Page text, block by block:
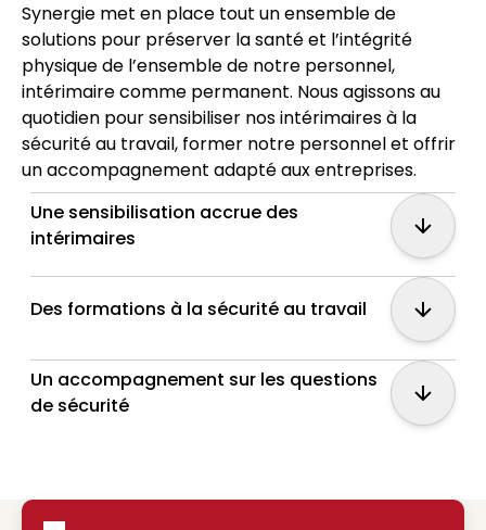
Synergie met en place tout un ensemble de
solutions pour préserver la santé et l’intégrité
physique de l’ensemble de notre personnel,
intérimaire comme permanent. Nous agissons au
quotidien pour sensibiliser nos intérimaires à la
sécurité au travail, former notre personnel et offrir
un accompagnement adapté aux entreprises.
Une sensibilisation accrue des
intérimaires
Show
Des formations à la sécurité au travail Show
Un accompagnement sur les questions
de sécurité
Show